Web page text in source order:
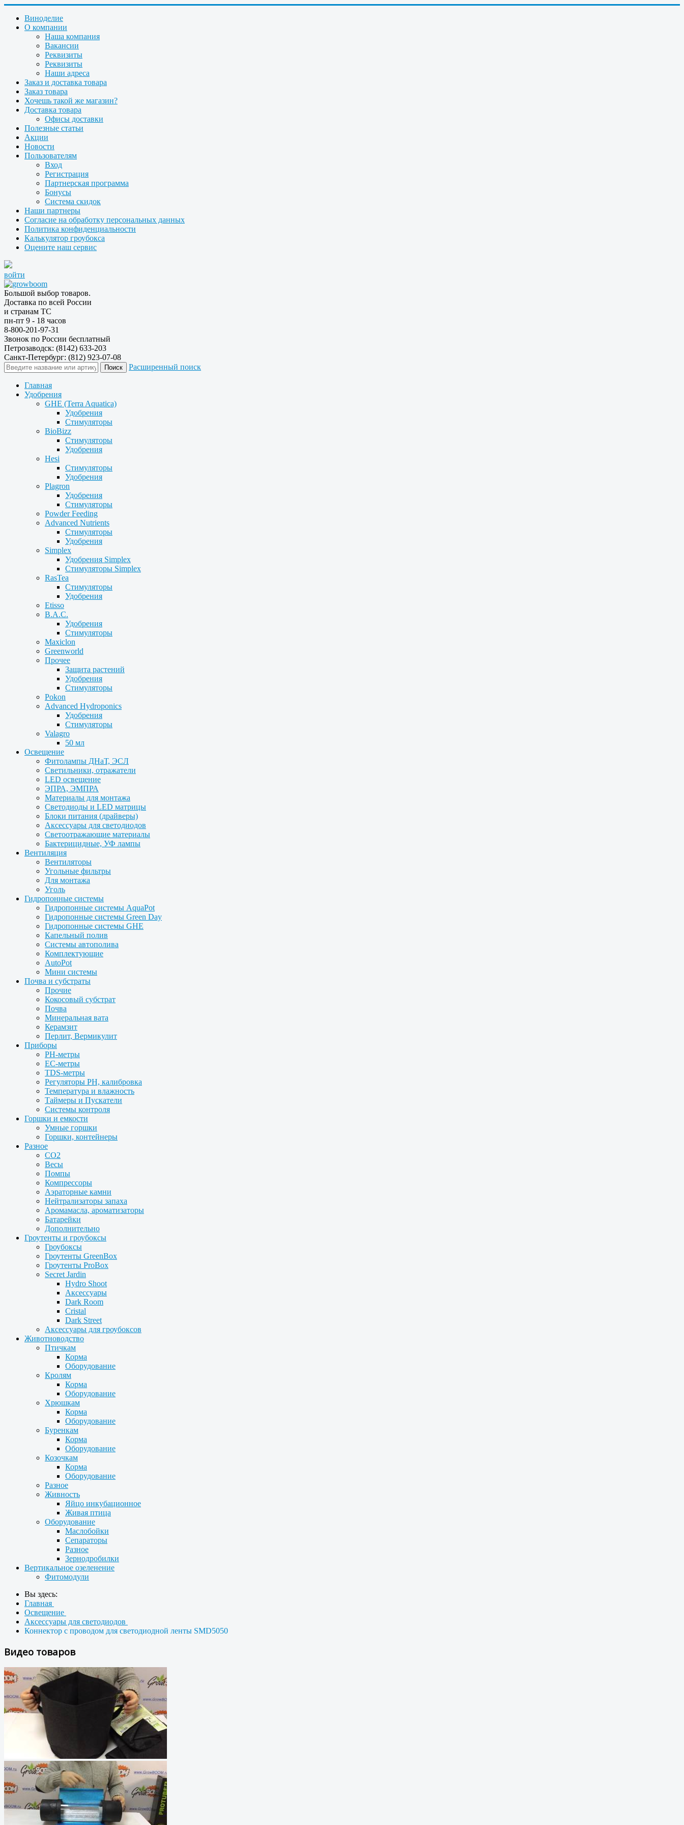
Виноделие
О компании
Наша компания
Вакансии
Реквизиты
Реквизиты
Наши адреса
Заказ и доставка товара
Заказ товара
Хочешь такой же магазин?
Доставка товара
Офисы доставки
Полезные статьи
Акции
Новости
Пользователям
Вход
Регистрация
Партнерская программа
Бонусы
Система скидок
Наши партнеры
Согласие на обработку персональных данных
Политика конфиденциальности
Калькулятор гроубокса
Оцените наш сервис
войти
Большой выбор товаров.
Доставка по всей России
и странам ТС
пн-пт 9 - 18 часов
8-800-201-97-31
Звонок по России бесплатный
Петрозаводск: (8142) 633-203
Санкт-Петербург: (812) 923-07-08
Расширенный поиск
Главная
Удобрения
GHE (Terra Aquatica)
Удобрения
Стимуляторы
BioBizz
Стимуляторы
Удобрения
Hesi
Стимуляторы
Удобрения
Plagron
Удобрения
Стимуляторы
Powder Feeding
Advanced Nutrients
Стимуляторы
Удобрения
Simplex
Удобрения Simplex
Стимуляторы Simplex
RasTea
Стимуляторы
Удобрения
Etisso
B.A.C.
Удобрения
Стимуляторы
Maxiclon
Greenworld
Прочее
Защита растений
Удобрения
Стимуляторы
Pokon
Advanced Hydroponics
Удобрения
Стимуляторы
Valagro
50 мл
Освещение
Фитолампы ДНаТ, ЭСЛ
Светильники, отражатели
LED освещение
ЭПРА, ЭМПРА
Материалы для монтажа
Светодиоды и LED матрицы
Блоки питания (драйверы)
Аксессуары для светодиодов
Светоотражающие материалы
Бактерицидные, УФ лампы
Вентиляция
Вентиляторы
Угольные фильтры
Для монтажа
Уголь
Гидропонные системы
Гидропонные системы AquaPot
Гидропонные системы Green Day
Гидропонные системы GHE
Капельный полив
Системы автополива
Комплектующие
AutoPot
Мини системы
Почва и субстраты
Прочие
Кокосовый субстрат
Почва
Минеральная вата
Керамзит
Перлит, Вермикулит
Приборы
PH-метры
EC-метры
TDS-метры
Регуляторы PH, калибровка
Температура и влажность
Таймеры и Пускатели
Системы контроля
Горшки и емкости
Умные горшки
Горшки, контейнеры
Разное
CO2
Весы
Помпы
Компрессоры
Аэраторные камни
Нейтрализаторы запаха
Аромамасла, ароматизаторы
Батарейки
Дополнительно
Гроутенты и гроубоксы
Гроубоксы
Гроутенты GreenBox
Гроутенты ProBox
Secret Jardin
Hydro Shoot
Аксессуары
Dark Room
Cristal
Dark Street
Аксессуары для гроубоксов
Животноводство
Птичкам
Корма
Оборудование
Кролям
Корма
Оборудование
Хрюшкам
Корма
Оборудование
Буренкам
Корма
Оборудование
Козочкам
Корма
Оборудование
Разное
Живность
Яйцо инкубационное
Живая птица
Оборудование
Маслобойки
Сепараторы
Разное
Зернодробилки
Вертикальное озеленение
Фитомодули
Вы здесь:
Главная
Освещение
Аксессуары для светодиодов
Коннектор с проводом для светодиодной ленты SMD5050
Видео товаров